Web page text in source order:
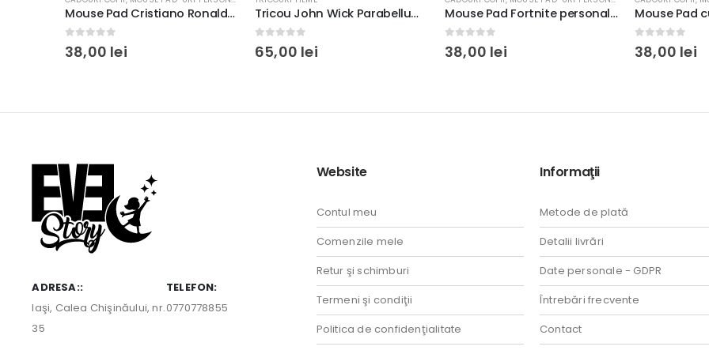
Tricou John Wick Parabellum, rezistent la spălări, bumbac 100%, Regular Fit, culoare negru/alb
0 out of 5
65,00lei 0 out of 5
38,00 lei
Mouse Pad cu Regele Leu Simba Birth, personalizat cu nume, 30x20cm, antiderapant
0 out of 5
38,00 lei 0 out of 5
38,00 lei
ADRESA::
Iaşi, Calea Chişinăului, nr.
35
TELEFON:
0770778855
Website
Contul meu
Comenzile mele
Retur şi schimburi
Termeni şi condiţii
Politica de confidenţialitate
Informaţii
Metode de plată
Detalii livrări
Date personale - GDPR
Întrebări frecvente
Contact